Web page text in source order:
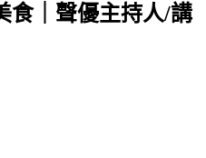
食｜聲優主持人/講